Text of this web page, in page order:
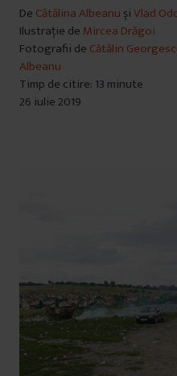
De Cătălina Albeanu șiVlad
Ilustrație de Mircea Drăgoi
Fotografii de Cătălin
Albeanu
Timp de citire: 13 minute
26 iulie 2019